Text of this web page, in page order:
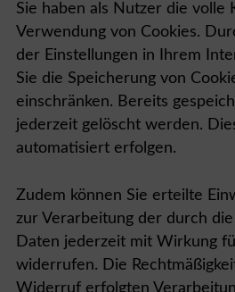
Sie haben als Nutzer die volle
Verwendung von Cookies.
der Einstellungen in Ihrem
Sie die Speicherung von
einschränken. Bereits
jederzeit gelöscht werden.
automatisiert erfolgen.
Zudem können Sie erteilte
zur Verarbeitung der durch
Daten jederzeit mit Wirkung
widerrufen. Die
Widerruf erfolgten